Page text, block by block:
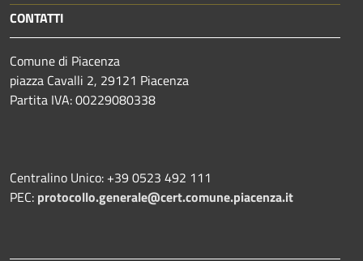
CONTATTI
Comune di Piacenza
piazza Cavalli 2, 29121 Piacenza
Partita IVA: 00229080338
Centralino Unico: +39 0523 492 111
PEC: protocollo.generale@cert.comune.piacenza.it